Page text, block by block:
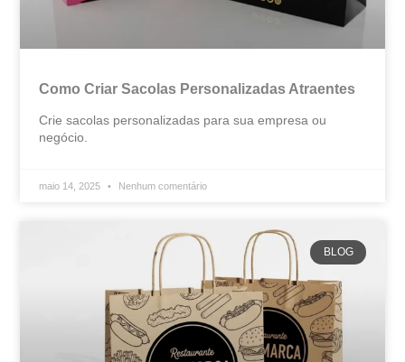
Como Criar Sacolas Personalizadas Atraentes
Crie sacolas personalizadas para sua empresa ou
negócio.
maio 14, 2025 Nenhum comentário
BLOG